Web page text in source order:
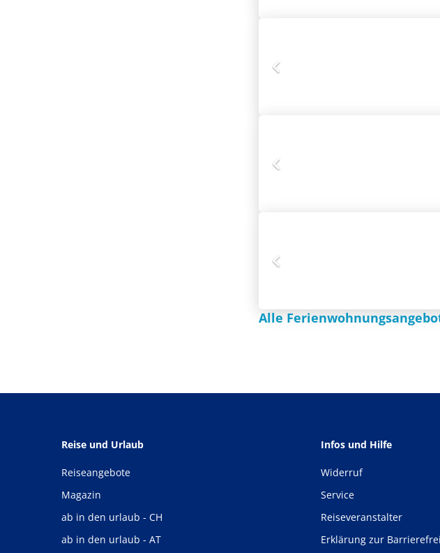
Alle
Reise und Urlaub
Reiseangebote
Magazin
ab in den urlaub - CH
ab in den urlaub - AT
Infos und Hilfe
Widerruf
Service
Reiseveranstalter
Erklärung zur